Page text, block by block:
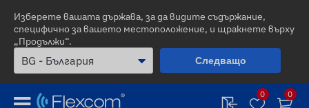
Изберете вашата държава, за да видите съдържание,
специфично за вашето местоположение, и щракнете върху
„Продължи“.
Следващо
0 0